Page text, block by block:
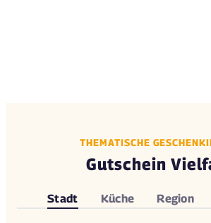
THEMATISCHE
Gutschein
Stadt Küche Region